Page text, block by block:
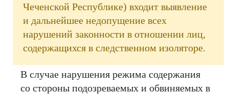
Чеченской Республике) входит выявление
и дальнейшее недопущение всех
нарушений законности в отношении лиц,
содержащихся в следственном изоляторе.
В случае нарушения режима содержания
со стороны подозреваемых и обвиняемых в